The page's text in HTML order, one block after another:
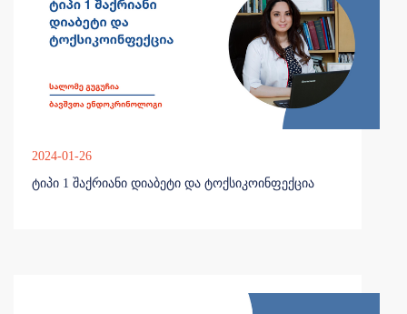
2024-01-26
ტიპი 1 შაქრიანი დიაბეტი და ტოქსიკოინფექცია